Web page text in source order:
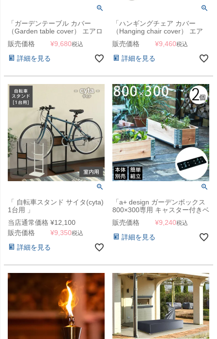
「ガーデンテーブル カバー
（Garden table cover） エアロ
カバー（AeroCover） #7924
200x110xH70cm」【沖縄・離
島は送料要見積り】
販売価格 ¥9,680税込
詳細を見る
「ハンギングチェア カバー
（Hanging chair cover） エア
ロカバー（AeroCover） #7969
100x200cm」【沖縄・離島は送
料要見積り】
販売価格 ¥9,460税込
詳細を見る
「 自転車スタンド サイタ(cyta)
1台用 」
当店通常価格 ¥12,100
販売価格
¥9,350税込
詳細を見る
「a+ design ガーデンボックス
800×300専用 キャスター付きベ
ース 2個セット」
販売価格 ¥9,240税込
詳細を見る